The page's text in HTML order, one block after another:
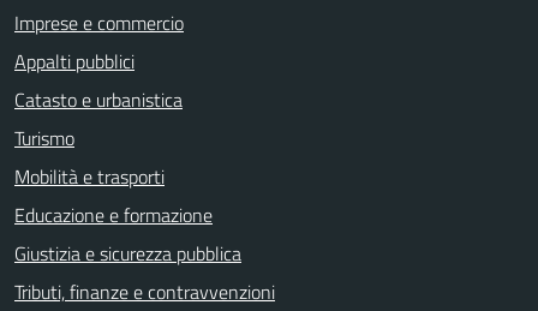
Imprese e commercio
Appalti pubblici
Catasto e urbanistica
Turismo
Mobilità e trasporti
Educazione e formazione
Giustizia e sicurezza pubblica
Tributi, finanze e contravvenzioni